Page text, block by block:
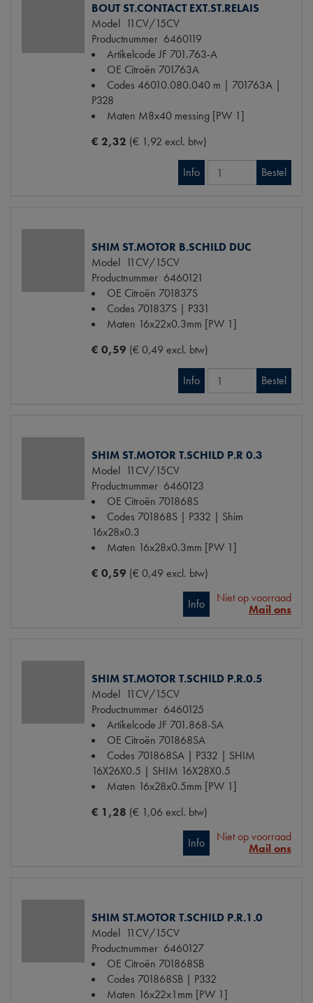
BOUT ST.CONTACT EXT.ST.RELAIS
Model 11CV/15CV
Productnummer 6460119
Artikelcode JF 701.763-A
OE Citroën 701763A
Codes 46010.080.040 m | 701763A |
P328
Maten M8x40 messing [PW 1]
€ 2,32 (€ 1,92 excl. btw)
Info Bestel
SHIM ST.MOTOR B.SCHILD DUC
Model 11CV/15CV
Productnummer 6460121
OE Citroën 701837S
Codes 701837S | P331
Maten 16x22x0.3mm [PW 1]
€ 0,59 (€ 0,49 excl. btw)
Info Bestel
SHIM ST.MOTOR T.SCHILD P.R 0.3
Model 11CV/15CV
Productnummer 6460123
OE Citroën 701868S
Codes 701868S | P332 | Shim
16x28x0.3
Maten 16x28x0.3mm [PW 1]
€ 0,59 (€ 0,49 excl. btw)
Info
Niet op voorraad
Mail ons
SHIM ST.MOTOR T.SCHILD P.R.0.5
Model 11CV/15CV
Productnummer 6460125
Artikelcode JF 701.868-SA
OE Citroën 701868SA
Codes 701868SA | P332 | SHIM
16X26X0.5 | SHIM 16X28X0.5
Maten 16x28x0.5mm [PW 1]
€ 1,28 (€ 1,06 excl. btw)
Info
Niet op voorraad
Mail ons
SHIM ST.MOTOR T.SCHILD P.R.1.0
Model 11CV/15CV
Productnummer 6460127
OE Citroën 701868SB
Codes 701868SB | P332
Maten 16x22x1mm [PW 1]